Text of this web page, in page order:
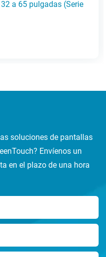
(Serie
Pantalla
soluciones de pantallas
Envíenos un
en el plazo de una hora